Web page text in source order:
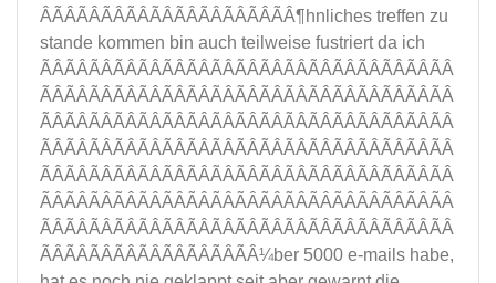
ÂÃÂÃÂÃÂÃÂÃÂÃÂÃÂÃÂÃÂÃÂ¶hnliches treffen zu
stande kommen bin auch teilweise fustriert da ich
ÃÂÃÂÃÂÃÂÃÂÃÂÃÂÃÂÃÂÃÂÃÂÃÂÃÂÃÂÃÂÃÂÃÂ
ÃÂÃÂÃÂÃÂÃÂÃÂÃÂÃÂÃÂÃÂÃÂÃÂÃÂÃÂÃÂÃÂÃÂ
ÃÂÃÂÃÂÃÂÃÂÃÂÃÂÃÂÃÂÃÂÃÂÃÂÃÂÃÂÃÂÃÂÃÂ
ÃÂÃÂÃÂÃÂÃÂÃÂÃÂÃÂÃÂÃÂÃÂÃÂÃÂÃÂÃÂÃÂÃÂ
ÃÂÃÂÃÂÃÂÃÂÃÂÃÂÃÂÃÂÃÂÃÂÃÂÃÂÃÂÃÂÃÂÃÂ
ÃÂÃÂÃÂÃÂÃÂÃÂÃÂÃÂÃÂÃÂÃÂÃÂÃÂÃÂÃÂÃÂÃÂ
ÃÂÃÂÃÂÃÂÃÂÃÂÃÂÃÂÃÂÃÂÃÂÃÂÃÂÃÂÃÂÃÂÃÂ
ÃÂÃÂÃÂÃÂÃÂÃÂÃÂÃÂÃÂ¼ber 5000 e-mails habe,